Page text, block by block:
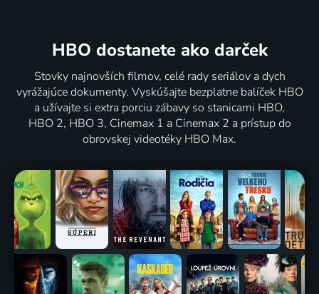
HBO dostanete ako darček
Stovky najnovších filmov, celé rady seriálov a dych
vyrážajúce dokumenty. Vyskúšajte bezplatne balíček HBO
a užívajte si extra porciu zábavy so stanicami HBO,
HBO 2, HBO 3, Cinemax 1 a Cinemax 2 a prístup do
obrovskej videotéky HBO Max.